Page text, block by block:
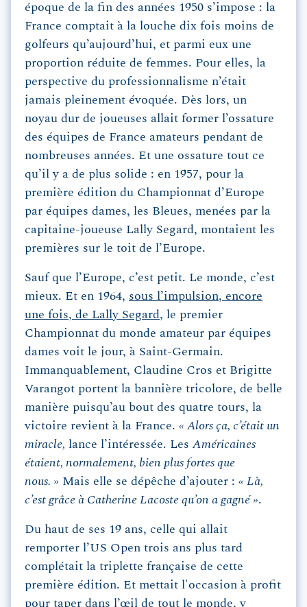
époque de la fin des années 1950 s’impose : la
France comptait à la louche dix fois moins de
golfeurs qu’aujourd’hui, et parmi eux une
proportion réduite de femmes. Pour elles, la
perspective du professionnalisme n’était
jamais pleinement évoquée. Dès lors, un
noyau dur de joueuses allait former l’ossature
des équipes de France amateurs pendant de
nombreuses années. Et une ossature tout ce
qu’il y a de plus solide : en 1957, pour la
première édition du Championnat d’Europe
par équipes dames, les Bleues, menées par la
capitaine-joueuse Lally Segard, montaient les
premières sur le toit de l’Europe.
Sauf que l’Europe, c’est petit. Le monde, c’est
mieux. Et en 1964, sous l’impulsion, encore
une fois, de Lally Segard , le premier
Championnat du monde amateur par équipes
dames voit le jour, à Saint-Germain.
Immanquablement, Claudine Cros et Brigitte
Varangot portent la bannière tricolore, de belle
manière puisqu’au bout des quatre tours, la
victoire revient à la France. « Alors ça, c’était un
miracle, lance l’intéressée. Les Américaines
étaient, normalement, bien plus fortes que
nous. » Mais elle se dépêche d’ajouter : « Là,
c’est grâce à Catherine Lacoste qu’on a gagné ».
Du haut de ses 19 ans, celle qui allait
remporter l’US Open trois ans plus tard
complétait la triplette française de cette
première édition. Et mettait l'occasion à profit
pour taper dans l’œil de tout le monde, y